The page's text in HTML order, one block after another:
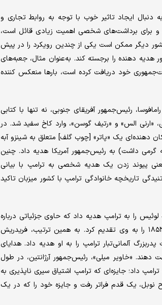
دنبال ایجاد تاثیر خوب با توجه به روابط تجاری و
و برای برداشت‌های شخصی اهمیت زیادی قائل است،
دیگر ممکن است یکی از چندین رویکرد را در پیش
دهنده را برجسته کند. به‌عنوان مثال، جعبه‌های
خود دریافت کرده است، بارها منعکس کننده
به گلف الهام بخش بوده است. در ماه مه ۲۰۲۵، سیریل رامافوسا، رئیس‌جمهور آفریقای جنوبی، نه تنها با کتابی
«ارنی الس» و «رتیف گوسن»، وارد کاخ سفید شد. در
دهنده‌ای یک «پاتر» [چوب گلف] متعلق به شینزو آبه
گرمی داشت) به رئیس‌جمهور آمریکا هدیه داد. چنین
یعنی پیوند زدن یک هدیه شخصی به ترامپ با بیانی
تاریخچه خانوادگی ترامپ با کشور میزبان تاکید
وزیر اول اسکاتلند، سندی از سرشماری سال ۱۹۲۱ در جزیره لوئیس را به ترامپ هدیه داد که حاوی جزئیاتی درباره
مادر او در سن ۹ سالگی بود؛ او همچنین سند ازدواج اجداد مادری ترامپ در سال ۱۸۵۳ را به وی تقدیم کرد. به همین ترتیب، فریدریش
آلمانی‌تبار ترامپ را به او هدیه داد. هدایای
«خاویر میلی»، رئیس‌جمهور آرژانتین، در طول
داد؛ جایزه‌ای که ترامپ اشتیاق سیری ناپذیری به
صلح نوبل، یک قدم فراتر رفت و جایزه خود را که در یک